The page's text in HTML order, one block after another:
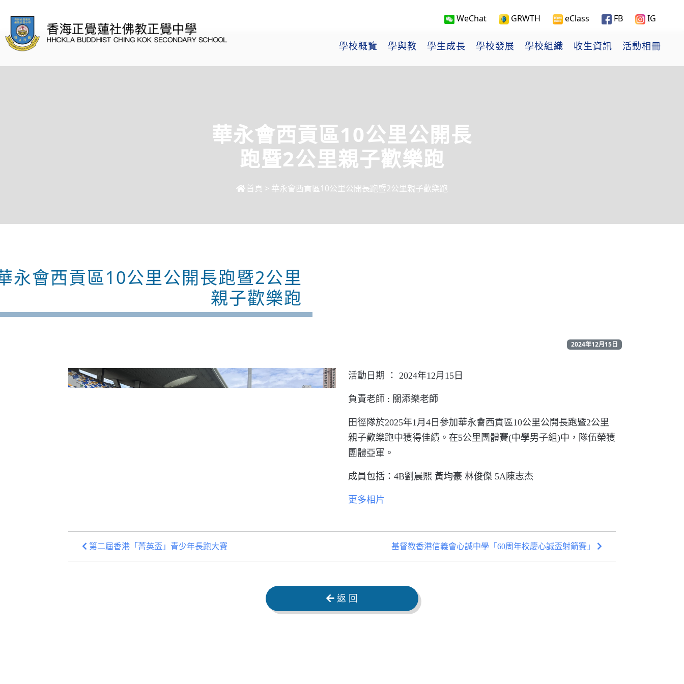
WeChat GRWTH eClass FB IG
學校概覽 學與教 學生成長 學校發展 學校組織 收生資訊 活動相冊
華永會西貢區10公里公開長
跑暨2公里親子歡樂跑
首頁 > 華永會西貢區10公里公開長跑暨2公里親子歡樂跑
永會西貢區10公里公開長跑暨2公里
親子歡樂跑
2024年12月15日
活動日期 ： 2024年12月15日
負責老師 : 關添樂老師
田徑隊於2025年1月 4 日參加華永會西貢區10公里公開長跑暨2公里
親子歡樂跑中獲得佳績。在5公里團體賽(中學男子組)中，隊伍榮獲
團體亞軍。
成員包括： 4B劉晨熙 黃均豪 林俊傑 5A陳志杰
更多相片
第二屆香港「菁英盃」青少年長跑大賽 基督教香港信義會心誠中學「60周年校慶心誠盃射箭賽」
返 回